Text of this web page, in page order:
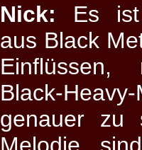
Nick: Es ist
aus Black
Black-
genauer zu
Melodie